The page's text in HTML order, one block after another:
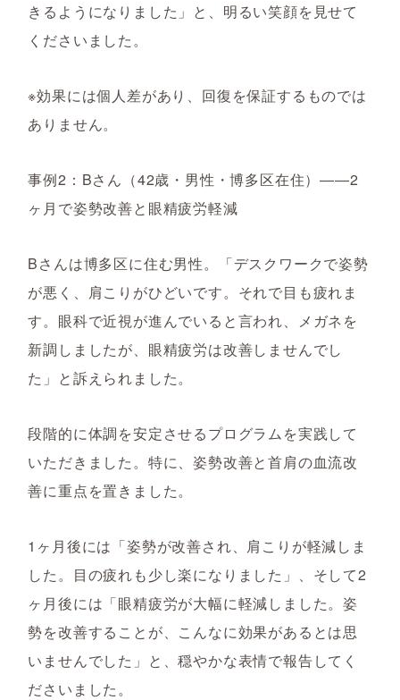
きるようになりました」と、明るい笑顔を見せて
くださいました。
※効果には個人差があり、回復を保証するものでは
ありません。
事例2：Bさん（42歳・男性・博多区在住）――2
ヶ月で姿勢改善と眼精疲労軽減
Bさんは博多区に住む男性。「デスクワークで姿勢
が悪く、肩こりがひどいです。それで目も疲れま
す。眼科で近視が進んでいると言われ、メガネを
新調しましたが、眼精疲労は改善しませんでし
た」と訴えられました。
段階的に体調を安定させるプログラムを実践して
いただきました。特に、姿勢改善と首肩の血流改
善に重点を置きました。
1ヶ月後には「姿勢が改善され、肩こりが軽減しま
した。目の疲れも少し楽になりました」、そして2
ヶ月後には「眼精疲労が大幅に軽減しました。姿
勢を改善することが、こんなに効果があるとは思
いませんでした」と、穏やかな表情で報告してく
ださいました。